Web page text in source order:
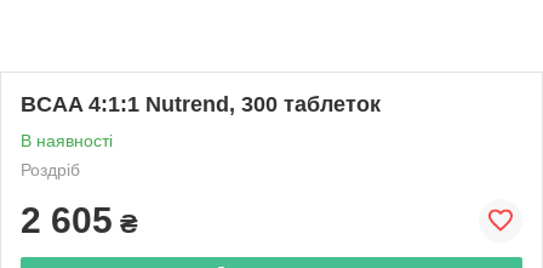
BCAA 4:1:1 Nutrend, 300 таблеток
В наявності
Роздріб
2 605 ₴